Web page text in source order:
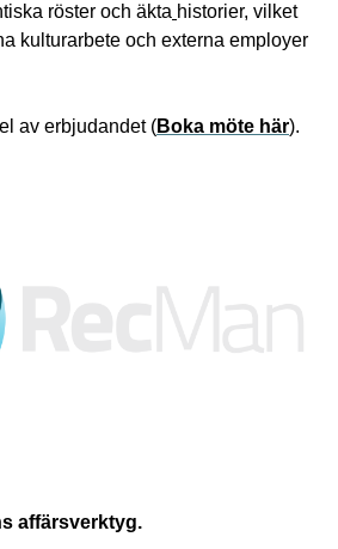
röster och äkta historier, vilket
kulturarbete och externa employer
av erbjudandet (Boka möte här).
affärsverktyg.